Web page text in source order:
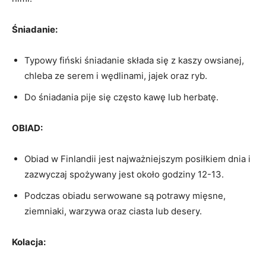
Śniadanie:
Typowy​ fiński śniadanie składa⁤ się ‍z kaszy owsianej,‌
chleba ze serem i wędlinami,‍ jajek oraz ryb.
Do śniadania pije się⁢ często kawę ⁣lub ⁣herbatę.
OBIAD:
Obiad w Finlandii jest najważniejszym ⁢posiłkiem dnia i
zazwyczaj spożywany‍ jest około godziny 12-13.
Podczas obiadu serwowane są potrawy mięsne,‍
ziemniaki, warzywa ⁢oraz ciasta​ lub desery.
Kolacja: